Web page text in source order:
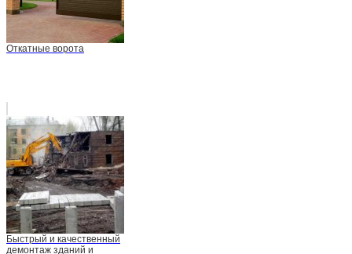
Откатные ворота
Быстрый и качественный
демонтаж зданий и